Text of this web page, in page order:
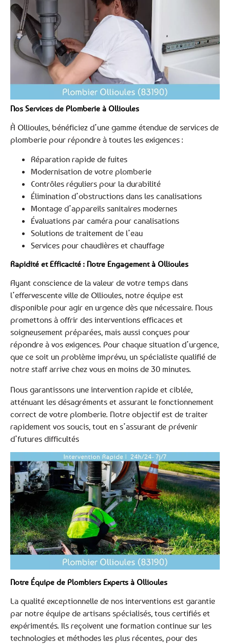
Nos Services de Plomberie à Ollioules
À Ollioules, bénéficiez d’une gamme étendue de services de
plomberie pour répondre à toutes les exigences :
Réparation rapide de fuites
Modernisation de votre plomberie
Contrôles réguliers pour la durabilité
Élimination d’obstructions dans les canalisations
Montage d’appareils sanitaires modernes
Évaluations par caméra pour canalisations
Solutions de traitement de l’eau
Services pour chaudières et chauffage
Rapidité et Efficacité : Notre Engagement à Ollioules
Ayant conscience de la valeur de votre temps dans
l’effervescente ville de Ollioules, notre équipe est
disponible pour agir en urgence dès que nécessaire. Nous
promettons à offrir des interventions efficaces et
soigneusement préparées, mais aussi conçues pour
répondre à vos exigences. Pour chaque situation d’urgence,
que ce soit un problème imprévu, un spécialiste qualifié de
notre staff arrive chez vous en moins de 30 minutes.
Nous garantissons une intervention rapide et ciblée,
atténuant les désagréments et assurant le fonctionnement
correct de votre plomberie. Notre objectif est de traiter
rapidement vos soucis, tout en s’assurant de prévenir
d’futures difficultés
Notre Équipe de Plombiers Experts à Ollioules
La qualité exceptionnelle de nos interventions est garantie
par notre équipe de artisans spécialisés, tous certifiés et
expérimentés. Ils reçoivent une formation continue sur les
technologies et méthodes les plus récentes, pour des